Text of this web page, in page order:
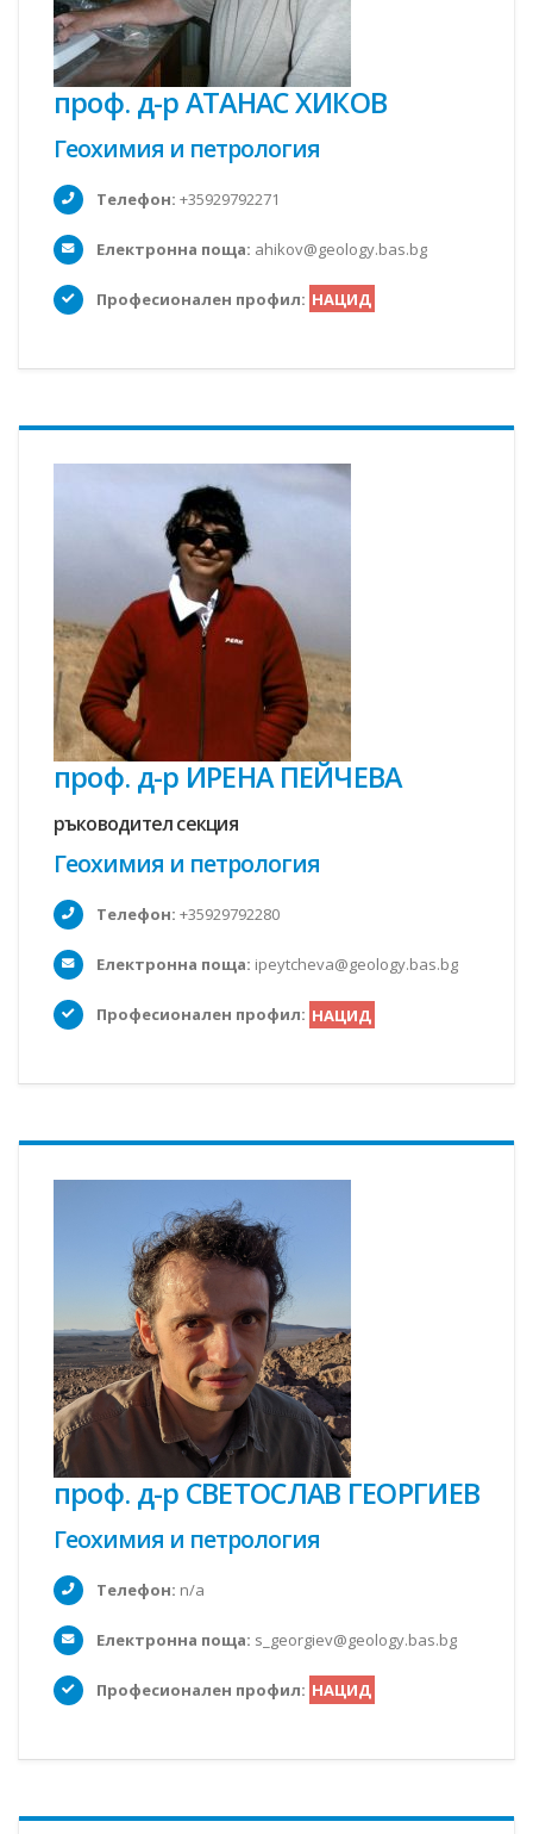
проф. д-р АТАНАС ХИКОВ
Геохимия и петрология
Телефон: +35929792271
Електронна поща: ahikov@geology.bas.bg
Професионален профил: НАЦИД
проф. д-р ИРЕНА ПЕЙЧЕВА
ръководител секция
Геохимия и петрология
Телефон: +35929792280
Електронна поща: ipeytcheva@geology.bas.bg
Професионален профил: НАЦИД
проф. д-р СВЕТОСЛАВ ГЕОРГИЕВ
Геохимия и петрология
Телефон: n/a
Електронна поща: s_georgiev@geology.bas.bg
Професионален профил: НАЦИД